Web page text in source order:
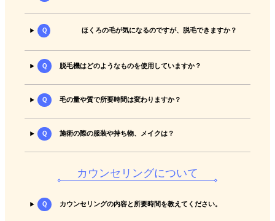
Ｑ ほくろの毛が気になるのですが、脱毛できますか？
Ｑ 脱毛機はどのようなものを使用していますか？
Ｑ 毛の量や質で所要時間は変わりますか？
Ｑ 施術の際の服装や持ち物、メイクは？
カウンセリングについて
Ｑ カウンセリングの内容と所要時間を教えてください。